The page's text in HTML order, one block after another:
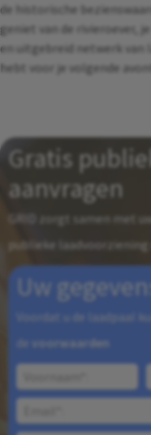
de historische
geniet van de rivieroever,
en uitgebreid netwerk van
hebt voor je volgende
Gratis
aanvragen
GRID zorgt samen met
publieke
Uw
Voordat u de laadpaal
de voorwaarden